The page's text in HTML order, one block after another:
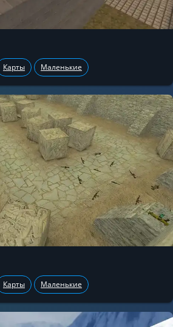
Карты Маленькие
Карты Маленькие